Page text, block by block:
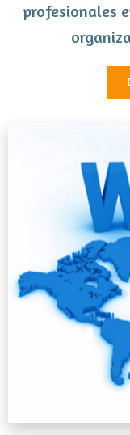
profesionales